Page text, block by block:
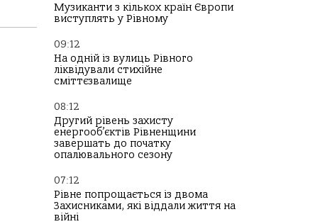
Музиканти з кількох країн Європи
виступлять у Рівному
09:12
На одній із вулиць Рівного
ліквідували стихійне
сміттєзвалище
08:12
Другий рівень захисту
енергооб’єктів Рівненщини
завершать до початку
опалювального сезону
07:12
Рівне попрощається із двома
Захисниками, які віддали життя на
війні